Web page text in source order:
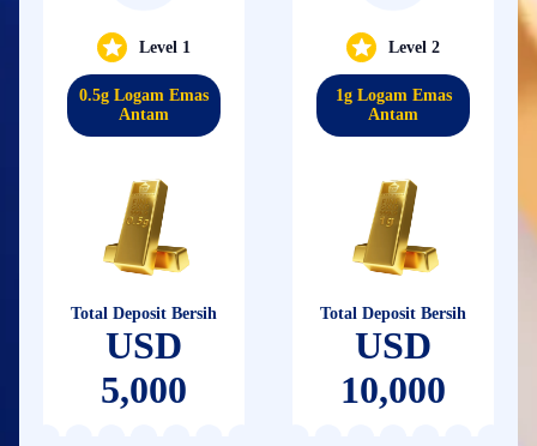
Level 1
0.5g Logam Emas
Antam
Total Deposit Bersih
USD
5,000
Level 2
1g Logam Emas
Antam
Total Deposit Bersih
USD
10,000